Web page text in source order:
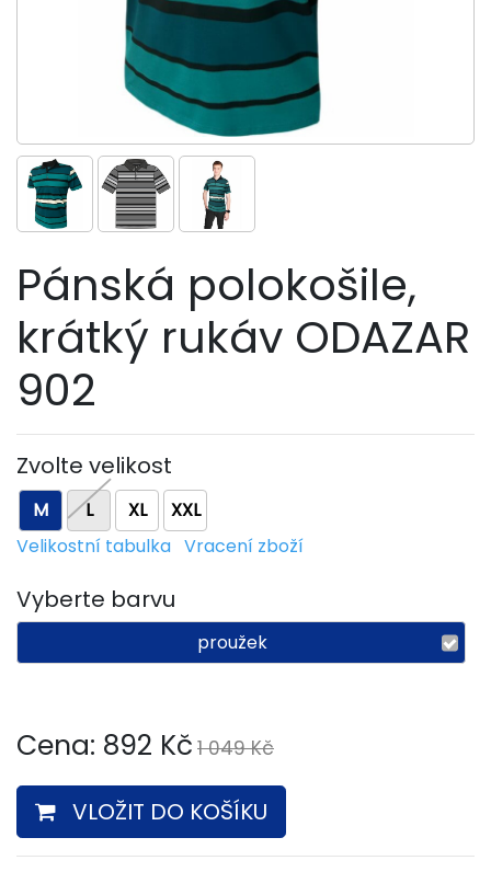
Pánská polokošile,
krátký rukáv ODAZAR
902
Zvolte velikost
M L XL
XXL
Velikostní tabulka Vracení zboží
Vyberte barvu
proužek
Cena: 892 Kč 1 049 Kč
VLOŽIT DO KOŠÍKU